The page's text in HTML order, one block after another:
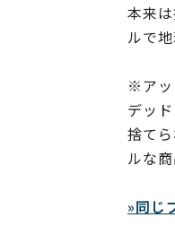
本来
ルで
※アッ
デッ
捨て
ルな
»同じ